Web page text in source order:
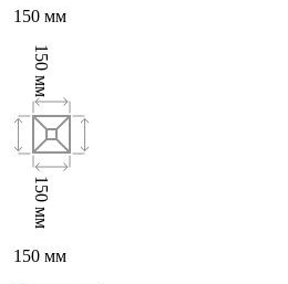
150 мм
150
мм
150
мм
150 мм